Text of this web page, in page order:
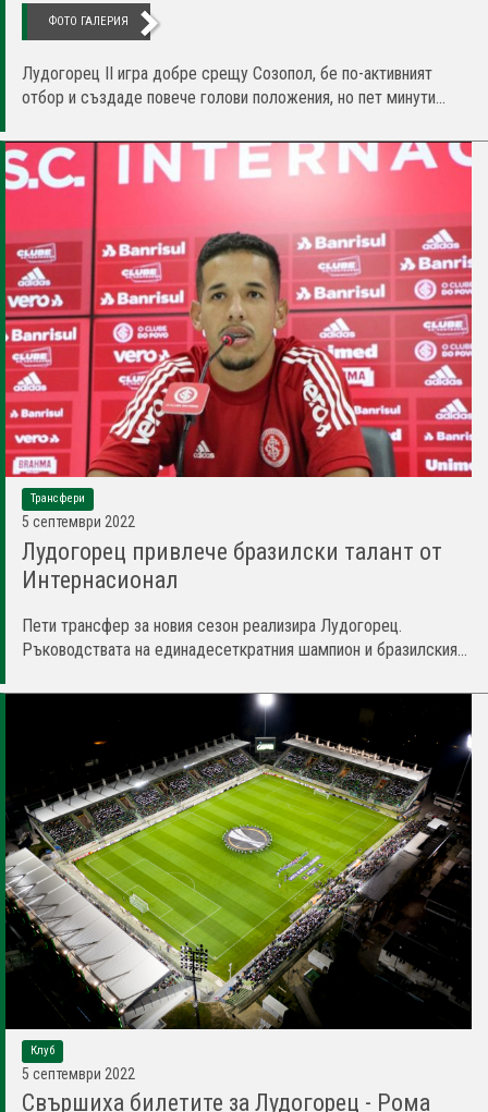
ФОТО ГАЛЕРИЯ
Лудогорец II игра добре срещу Созопол, бе по-активният
отбор и създаде повече голови положения, но пет минути...
Трансфери
5 септември 2022
Лудогорец привлече бразилски талант от
Интернасионал
Пети трансфер за новия сезон реализира Лудогорец.
Ръководствата на единадесеткратния шампион и бразилския...
Клуб
5 септември 2022
Свършиха билетите за Лудогорец - Рома